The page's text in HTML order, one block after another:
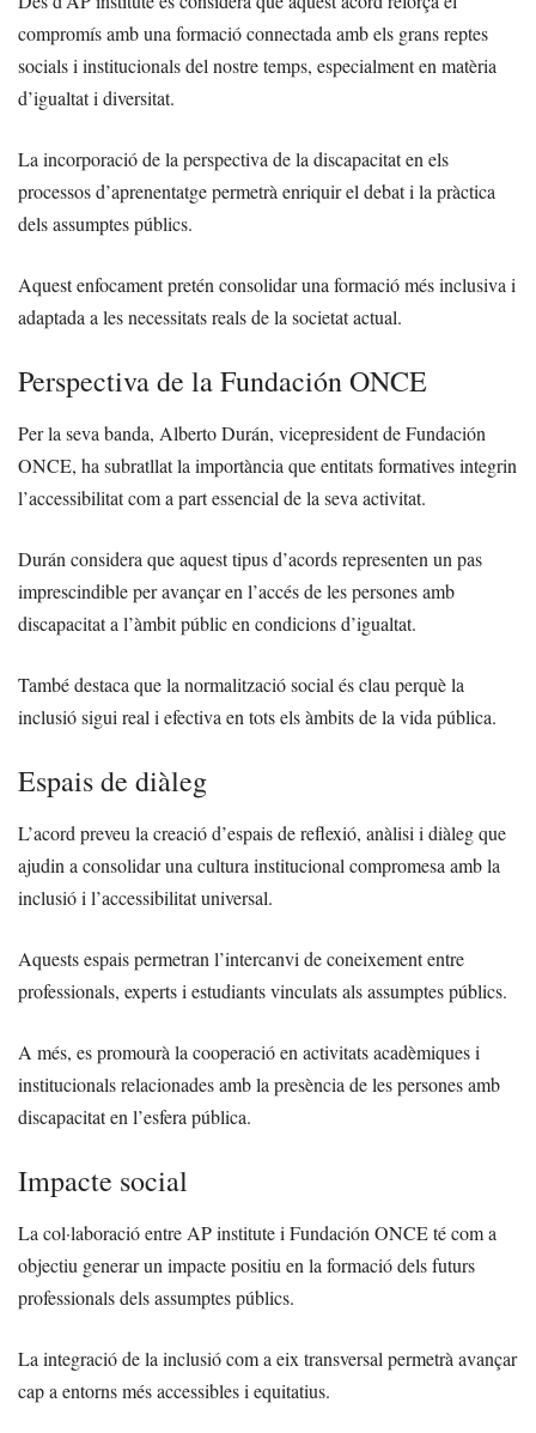
compromís amb una formació connectada amb els grans reptes
socials i institucionals del nostre temps, especialment en matèria
d’igualtat i diversitat.
La incorporació de la perspectiva de la discapacitat en els
processos d’aprenentatge permetrà enriquir el debat i la pràctica
dels assumptes públics.
Aquest enfocament pretén consolidar una formació més inclusiva i
adaptada a les necessitats reals de la societat actual.
Perspectiva de la Fundación ONCE
Per la seva banda, Alberto Durán, vicepresident de Fundación
ONCE, ha subratllat la importància que entitats formatives integrin
l’accessibilitat com a part essencial de la seva activitat.
Durán considera que aquest tipus d’acords representen un pas
imprescindible per avançar en l’accés de les persones amb
discapacitat a l’àmbit públic en condicions d’igualtat.
També destaca que la normalització social és clau perquè la
inclusió sigui real i efectiva en tots els àmbits de la vida pública.
Espais de diàleg
L’acord preveu la creació d’espais de reflexió, anàlisi i diàleg que
ajudin a consolidar una cultura institucional compromesa amb la
inclusió i l’accessibilitat universal.
Aquests espais permetran l’intercanvi de coneixement entre
professionals, experts i estudiants vinculats als assumptes públics.
A més, es promourà la cooperació en activitats acadèmiques i
institucionals relacionades amb la presència de les persones amb
discapacitat en l’esfera pública.
Impacte social
La col·laboració entre AP institute i Fundación ONCE té com a
objectiu generar un impacte positiu en la formació dels futurs
professionals dels assumptes públics.
La integració de la inclusió com a eix transversal permetrà avançar
cap a entorns més accessibles i equitatius.